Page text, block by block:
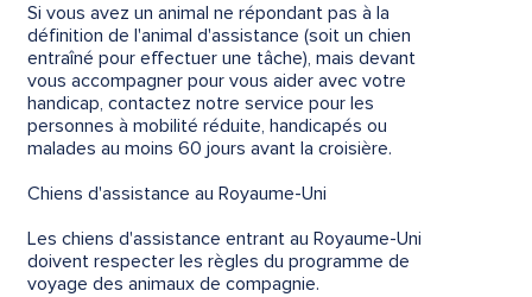
Si vous avez un animal ne répondant pas à la
définition de l'animal d'assistance (soit un chien
entraîné pour effectuer une tâche), mais devant
vous accompagner pour vous aider avec votre
handicap, contactez notre service pour les
personnes à mobilité réduite, handicapés ou
malades au moins 60 jours avant la croisière.
Chiens d'assistance au Royaume-Uni
Les chiens d'assistance entrant au Royaume-Uni
doivent respecter les règles du programme de
voyage des animaux de compagnie.